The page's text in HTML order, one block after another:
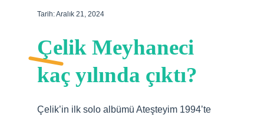
Tarih: Aralık 21, 2024
Çelik Meyhaneci
kaç yılında çıktı?
Çelik’in ilk solo albümü Ateşteyim 1994’te